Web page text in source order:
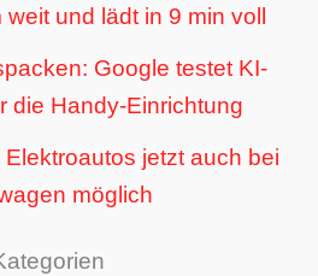
und lädt in 9 min voll
Google testet KI-
die Handy-Einrichtung
jetzt auch bei
möglich